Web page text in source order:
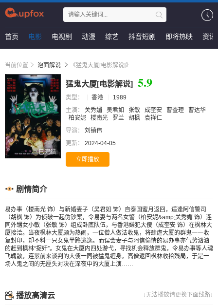
首页 电影 电视剧 动漫 综艺 抖音短剧 即将热映 资讯
当前位置 泡面解说 《猛鬼大厦[电影解说]》
已完结
猛鬼大厦[电影解说] 5.9
类型： 香港
1989
主演：
关秀媚 吴君如 张敏 成奎安 曹查理
曹达华
柏安妮
楼南光 罗兰 胡枫
袁祥仁
导演：
刘镇伟
更新：
2024-04-05
立即播放
剧情简介
易办事（楼南光 饰）与新婚妻子（吴君如 饰）自泰国蜜月返回，适逢阿信警司
（胡枫 饰）为侦破一起伪钞案，令易妻与两名女警（柏安妮&amp;关秀媚 饰）连
同外甥女小敏（张敏 饰）组成卧底队伍，与香港嫌犯大傻（成奎安 饰）在枫林大
厦接洽。当夜枫林大厦颇为热闹，一位僧人做法收鬼，将肆虐大厦的群鬼一一收
复封印，却不料一只女鬼半路逃逸。而误会妻子与阿信偷情的易办事亦气势汹汹
的赶到枫林“捉奸”。女鬼在大厦内四处游弋，寻找机会释放群鬼，令易办事等人魂
飞魄散，连累前来谈判的大傻一同被猛鬼缠身。高僧返回枫林收拾残局，于是一
场人鬼之间的无厘头对决在深夜中的大厦上演……
↓无法播放请更换下面线路↓
播放高清云